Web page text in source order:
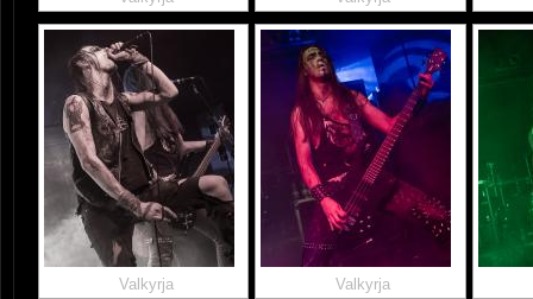
Valkyrja Valkyrja